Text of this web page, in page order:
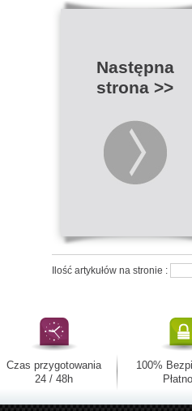
Następna
strona >>
Ilość artykułów na stronie :
Czas przygotowania
24 / 48h
100%